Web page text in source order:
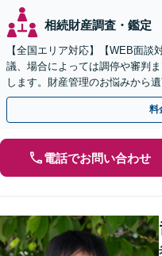
相続財産調査・鑑定
【全国エリア対応】【WEB面
議、場合によっては調停や審判
します。財産管理のお悩みから
引き継ぐ安心の事業承継をサポ
料
電話でお問い合わせ